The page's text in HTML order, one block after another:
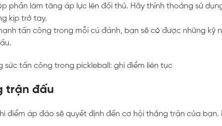
phần làm tăng áp lực lên đối thủ. Hãy thỉnh thoảng sử
kịp trở tay.
tấn công trong mỗi cú đánh, bạn sẽ có được những kỹ
trận đấu
điểm áp đảo sẽ quyết định đến cơ hội thắng trận của bạn.